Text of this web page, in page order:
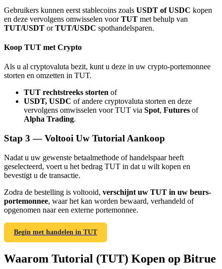
Bitrue Affiliates
Doorverwijzing
Nodig een vriend uit om contante beloningen te ontvangen
BTC Welcome Rewards
Gebruikers kunnen eerst stablecoins zoals USDT of USDC kopen
en deze vervolgens omwisselen voorTUT met behulp van
TUT/USDT orTUT/USDC spothandelsparen.
Koop TUT met Crypto
Als u al cryptovaluta bezit, kunt u deze in uw crypto-portemonnee
storten en omzetten in TUT.
TUT rechtstreeks storten of
USDT, USDC of andere cryptovaluta storten en deze
vervolgens omwisselen voor TUT via Spot, Futures of
Alpha Trading.
Stap 3 —Voltooi Uw Tutorial Aankoop
Nadat u uw gewenste betaalmethode of handelspaar heeft
geselecteerd, voert u het bedrag TUT in dat u wilt kopen en
bevestigt u de transactie.
Zodra de bestelling is voltooid, verschijnt uw TUT in uw beurs-
portemonnee, waar het kan worden bewaard, verhandeld of
opgenomen naar een externe portemonnee.
Begin met handelen in TUT
Waarom Tutorial (TUT) Kopen op Bitrue